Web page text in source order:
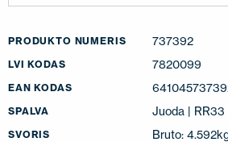
PRODUKTO NUMERIS 737392
LVI KODAS 7820099
EAN KODAS
SPALVA Juoda |
SVORIS Bruto: